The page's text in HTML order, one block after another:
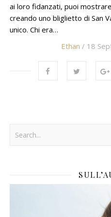
ai loro fidanzati, puoi
creando uno bliglietto di San
unico. Chi era…
Ethan / 18